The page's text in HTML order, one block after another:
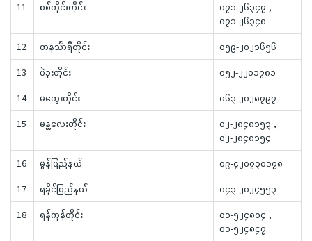
11 စစ်ကိုင်းတိုင်း
၀၇၁-၂၆၃၄၇ ,
၀၇၁-၂၆၃၄၈
12 တနင်္သာရီတိုင်း ၀၅၉-၂၀၂၁၆၅၆
13 ပဲခူးတိုင်း ၀၅၂-၂၂၀၁၇၈၁
14 မကွေးတိုင်း ၀၆၃-၂၀၂၈၇၉၇
15 မန္တလေးတိုင်း
၀၂-၂၈၄၈၁၅၃ ,
၀၂-၂၈၄၈၁၅၄
16 မွန်ပြည်နယ် ၀၉-၄၂၀၇၃၀၁၇၈
17 ရခိုင်ပြည်နယ် ၀၄၃-၂၀၂၄၅၅၃
18 ရန်ကုန်တိုင်း
၀၁-၅၂၄၈၀၄ ,
၀၁-၅၂၄၈၄၇